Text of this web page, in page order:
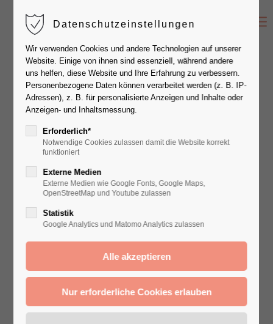
Der Eintrag "offcanvas-col1" existiert leider
nicht.
Der Eintrag "offcanvas-col2" existiert leider
nicht.
Der Eintrag "offcanvas-col3" existiert leider
nicht.
Der Eintrag "offcanvas-col4" existiert leider
nicht.
Datenschutzeinstellungen
Wir verwenden Cookies und andere Technologien auf unserer
Website. Einige von ihnen sind essenziell, während andere
uns helfen, diese Website und Ihre Erfahrung zu verbessern.
Personenbezogene Daten können verarbeitet werden (z. B. IP-
Adressen), z. B. für personalisierte Anzeigen und Inhalte oder
Anzeigen- und Inhaltsmessung.
Erforderlich*
Notwendige Cookies zulassen damit die Website korrekt
funktioniert
Externe Medien
Externe Medien wie Google Fonts, Google Maps,
OpenStreetMap und Youtube zulassen
Statistik
Google Analytics und Matomo Analytics zulassen